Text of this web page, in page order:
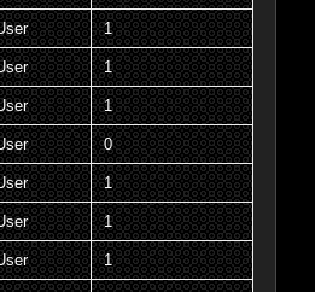
1
1
1
0
1
1
1